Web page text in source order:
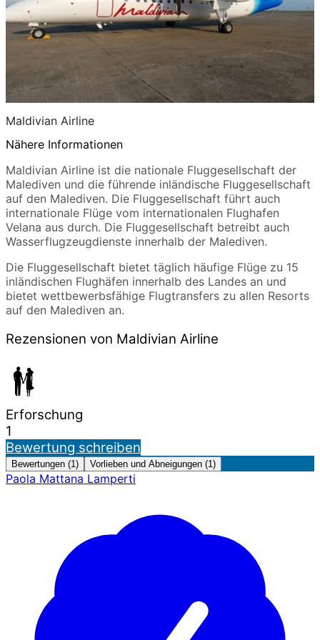
Maldivian Airline
Nähere Informationen
Maldivian Airline ist die nationale Fluggesellschaft der
Malediven und die führende inländische Fluggesellschaft
auf den Malediven. Die Fluggesellschaft führt auch
internationale Flüge vom internationalen Flughafen
Velana aus durch. Die Fluggesellschaft betreibt auch
Wasserflugzeugdienste innerhalb der Malediven.
Die Fluggesellschaft bietet täglich häufige Flüge zu 15
inländischen Flughäfen innerhalb des Landes an und
bietet wettbewerbsfähige Flugtransfers zu allen Resorts
auf den Malediven an.
Rezensionen von Maldivian Airline
Erforschung
1
Bewertung schreiben
Bewertungen (1) Vorlieben und Abneigungen (1)
Paola Mattana Lamperti